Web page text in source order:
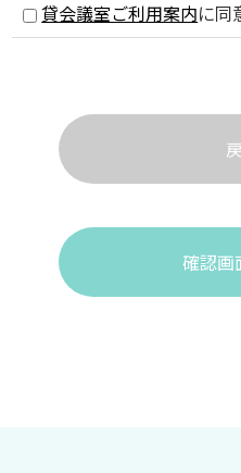
貸会議室ご利用案内に同
確認画